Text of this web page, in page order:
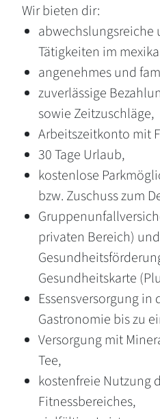
Wir bieten dir:
abwechslungsreiche
Tätigkeiten im
angenehmes und
zuverlässige
sowie Zeitzuschläge,
Arbeitszeitkonto mit
30 Tage Urlaub,
kostenlose
bzw. Zuschuss zum
privaten Bereich)
Gesundheitskarte
Essensversorgung in
Gastronomie bis zu
Versorgung mit
Tee,
kostenfreie Nutzung
Fitnessbereiches,